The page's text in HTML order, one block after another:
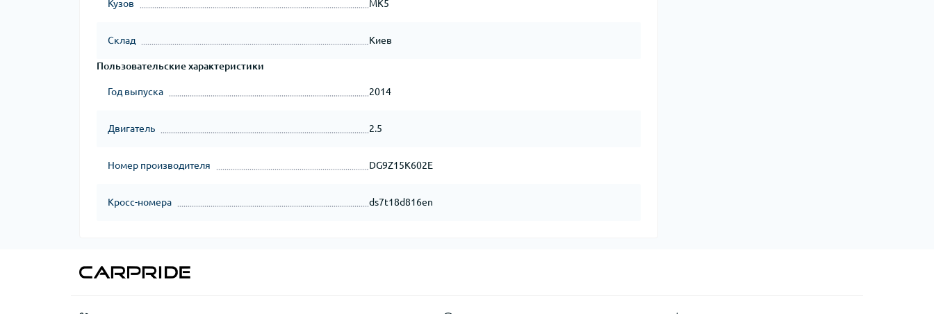
Кузов MK5
Склад Киев
Пользовательские характеристики
Год выпуска 2014
Двигатель 2.5
Номер производителя DG9Z15K602E
Кросс-номера ds7t18d816en